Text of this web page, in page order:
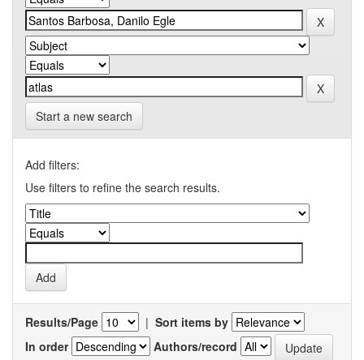
Start a new search
Add filters:
Use filters to refine the search results.
Results/Page | Sort items by
In order
Authors/record